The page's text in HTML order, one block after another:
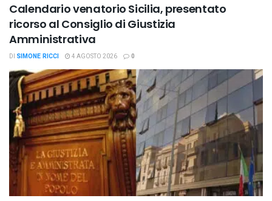
Calendario venatorio Sicilia, presentato
ricorso al Consiglio di Giustizia
Amministrativa
DI SIMONE RICCI 4 AGOSTO 2026 0